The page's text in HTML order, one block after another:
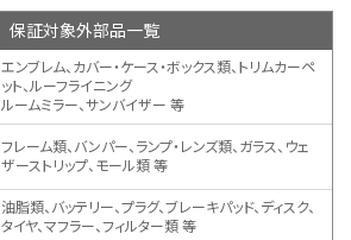
保証対象外部品一覧
エンブレム、カバー・ケース・ボックス類、トリムカーペ
ット、ルーフライニング
ルームミラー、サンバイザー 等
フレーム類、バンパー、ランプ・レンズ類、ガラス、ウェ
ザーストリップ、モール類 等
油脂類、バッテリー、プラグ、ブレーキパッド、ディスク、
タイヤ、マフラー、フィルター類 等